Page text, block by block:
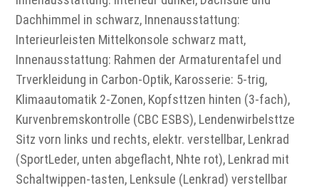
Dachhimmel in schwarz, Innenausstattung:
Interieurleisten Mittelkonsole schwarz matt,
Innenausstattung: Rahmen der Armaturentafel und
Trverkleidung in Carbon-Optik, Karosserie: 5-trig,
Klimaautomatik 2-Zonen, Kopfsttzen hinten (3-fach),
Kurvenbremskontrolle (CBC ESBS), Lendenwirbelsttze
Sitz vorn links und rechts, elektr. verstellbar, Lenkrad
(SportLeder, unten abgeflacht, Nhte rot), Lenkrad mit
Schaltwippen-tasten, Lenksule (Lenkrad) verstellbar